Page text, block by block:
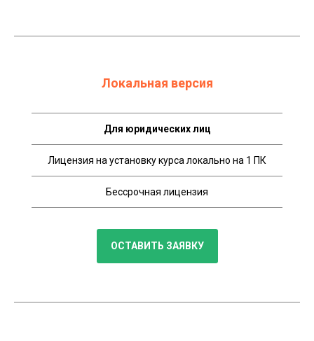
Локальная версия
Для юридических лиц
Лицензия на установку курса локально на 1 ПК
Бессрочная лицензия
ОСТАВИТЬ ЗАЯВКУ